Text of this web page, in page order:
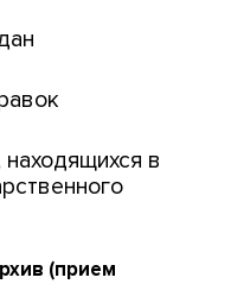
университета
в
(прием